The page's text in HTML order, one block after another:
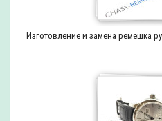
Изготовление и замена ремешка